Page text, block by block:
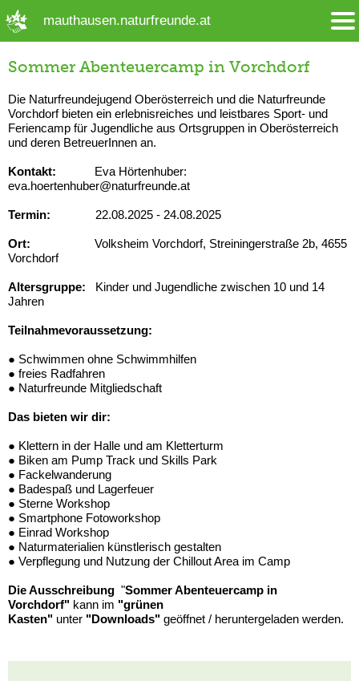
mauthausen.naturfreunde.at
Sommer Abenteuercamp in Vorchdorf
Die Naturfreundejugend Oberösterreich und die Naturfreunde
Vorchdorf bieten ein erlebnisreiches und leistbares Sport- und
Feriencamp für Jugendliche aus Ortsgruppen in Oberösterreich
und deren BetreuerInnen an.
Kontakt: Eva Hörtenhuber:
eva.hoertenhuber@naturfreunde.at
Termin: 22.08.2025 - 24.08.2025
Ort: Volksheim Vorchdorf, Streiningerstraße 2b, 4655
Vorchdorf
Altersgruppe:
Kinder und Jugendliche zwischen 10 und 14
Jahren
Teilnahmevoraussetzung:
● Schwimmen ohne Schwimmhilfen
● freies Radfahren
● Naturfreunde Mitgliedschaft
Das bieten wir dir:
● Klettern in der Halle und am Kletterturm
● Biken am Pump Track und Skills Park
● Fackelwanderung
● Badespaß und Lagerfeuer
● Sterne Workshop
● Smartphone Fotoworkshop
● Einrad Workshop
● Naturmaterialien künstlerisch gestalten
● Verpflegung und Nutzung der Chillout Area im Camp
Die Ausschreibung "Sommer Abenteuercamp in
Vorchdorf" kann im "grünen
Kasten" unter "Downloads" geöffnet / heruntergeladen werden.